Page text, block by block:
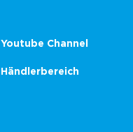
Youtube Channel
Händlerbereich